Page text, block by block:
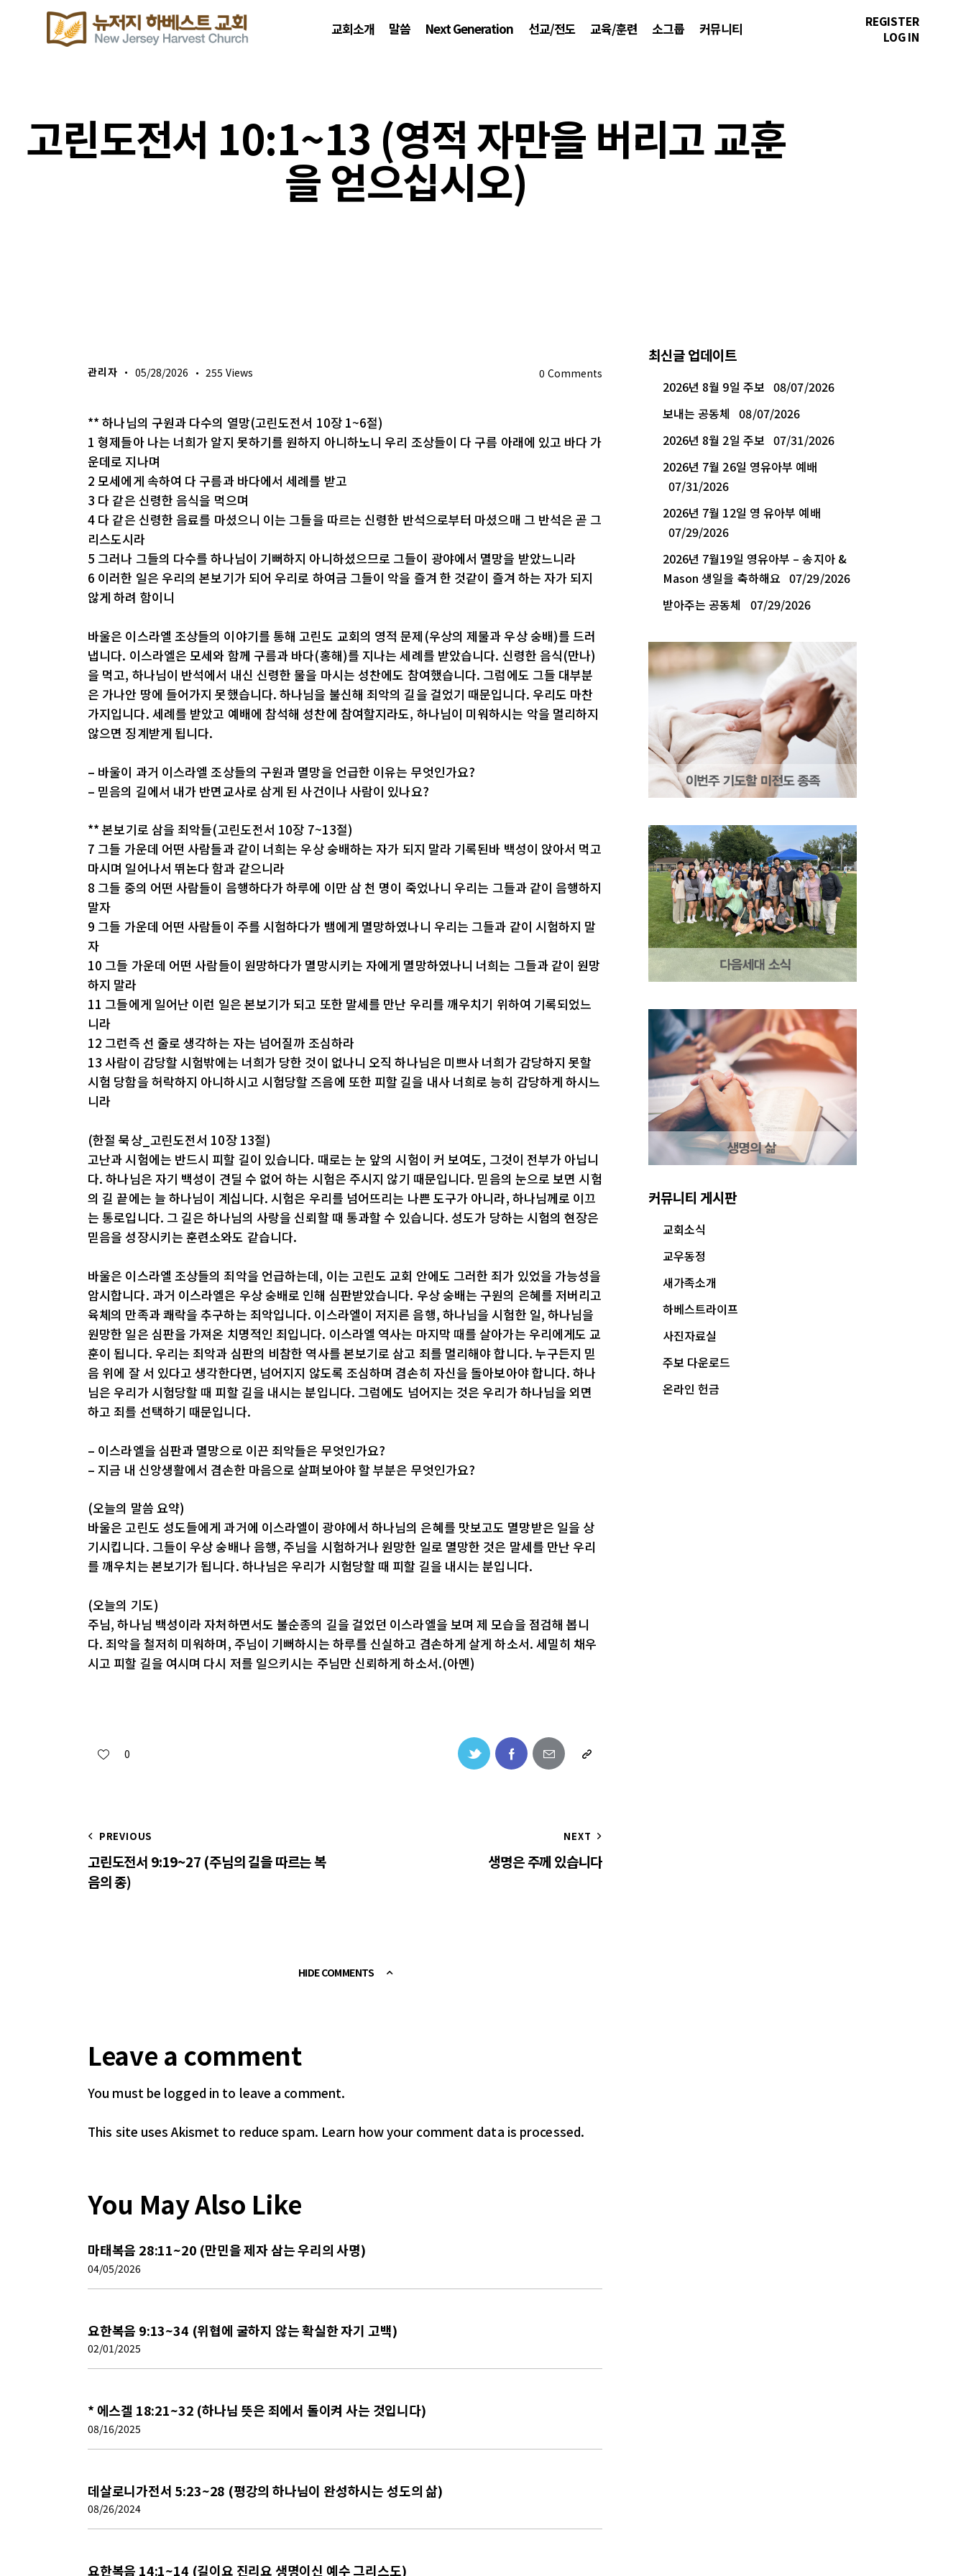
교회소개 말씀 Next Generation 선교/전도 교육/훈련 소그룹 커뮤니티
REGISTER
LOG IN
고린도전서 10:1~13 (영적 자만을 버리고 교훈
을 얻으십시오)
관리자 05/28/2026 255 Views 0 Comments
** 하나님의 구원과 다수의 열망(고린도전서 10장 1~6절)
1 형제들아 나는 너희가 알지 못하기를 원하지 아니하노니 우리 조상들이 다 구름 아래에 있고 바다 가
운데로 지나며
2 모세에게 속하여 다 구름과 바다에서 세례를 받고
3 다 같은 신령한 음식을 먹으며
4 다 같은 신령한 음료를 마셨으니 이는 그들을 따르는 신령한 반석으로부터 마셨으매 그 반석은 곧 그
리스도시라
5 그러나 그들의 다수를 하나님이 기뻐하지 아니하셨으므로 그들이 광야에서 멸망을 받았느니라
6 이러한 일은 우리의 본보기가 되어 우리로 하여금 그들이 악을 즐겨 한 것같이 즐겨 하는 자가 되지
않게 하려 함이니
바울은 이스라엘 조상들의 이야기를 통해 고린도 교회의 영적 문제(우상의 제물과 우상 숭배)를 드러
냅니다. 이스라엘은 모세와 함께 구름과 바다(홍해)를 지나는 세례를 받았습니다. 신령한 음식(만나)
을 먹고, 하나님이 반석에서 내신 신령한 물을 마시는 성찬에도 참여했습니다. 그럼에도 그들 대부분
은 가나안 땅에 들어가지 못했습니다. 하나님을 불신해 죄악의 길을 걸었기 때문입니다. 우리도 마찬
가지입니다. 세례를 받았고 예배에 참석해 성찬에 참여할지라도, 하나님이 미워하시는 악을 멀리하지
않으면 징계받게 됩니다.
– 바울이 과거 이스라엘 조상들의 구원과 멸망을 언급한 이유는 무엇인가요?
– 믿음의 길에서 내가 반면교사로 삼게 된 사건이나 사람이 있나요?
** 본보기로 삼을 죄악들(고린도전서 10장 7~13절)
7 그들 가운데 어떤 사람들과 같이 너희는 우상 숭배하는 자가 되지 말라 기록된바 백성이 앉아서 먹고
마시며 일어나서 뛰논다 함과 같으니라
8 그들 중의 어떤 사람들이 음행하다가 하루에 이만 삼 천 명이 죽었나니 우리는 그들과 같이 음행하지
말자
9 그들 가운데 어떤 사람들이 주를 시험하다가 뱀에게 멸망하였나니 우리는 그들과 같이 시험하지 말
자
10 그들 가운데 어떤 사람들이 원망하다가 멸망시키는 자에게 멸망하였나니 너희는 그들과 같이 원망
하지 말라
11 그들에게 일어난 이런 일은 본보기가 되고 또한 말세를 만난 우리를 깨우치기 위하여 기록되었느
니라
12 그런즉 선 줄로 생각하는 자는 넘어질까 조심하라
13 사람이 감당할 시험밖에는 너희가 당한 것이 없나니 오직 하나님은 미쁘사 너희가 감당하지 못할
시험 당함을 허락하지 아니하시고 시험당할 즈음에 또한 피할 길을 내사 너희로 능히 감당하게 하시느
니라
(한절 묵상_고린도전서 10장 13절)
고난과 시험에는 반드시 피할 길이 있습니다. 때로는 눈 앞의 시험이 커 보여도, 그것이 전부가 아닙니
다. 하나님은 자기 백성이 견딜 수 없어 하는 시험은 주시지 않기 때문입니다. 믿음의 눈으로 보면 시험
의 길 끝에는 늘 하나님이 계십니다. 시험은 우리를 넘어뜨리는 나쁜 도구가 아니라, 하나님께로 이끄
는 통로입니다. 그 길은 하나님의 사랑을 신뢰할 때 통과할 수 있습니다. 성도가 당하는 시험의 현장은
믿음을 성장시키는 훈련소와도 같습니다.
바울은 이스라엘 조상들의 죄악을 언급하는데, 이는 고린도 교회 안에도 그러한 죄가 있었을 가능성을
암시합니다. 과거 이스라엘은 우상 숭배로 인해 심판받았습니다. 우상 숭배는 구원의 은혜를 저버리고
육체의 만족과 쾌락을 추구하는 죄악입니다. 이스라엘이 저지른 음행, 하나님을 시험한 일, 하나님을
원망한 일은 심판을 가져온 치명적인 죄입니다. 이스라엘 역사는 마지막 때를 살아가는 우리에게도 교
훈이 됩니다. 우리는 죄악과 심판의 비참한 역사를 본보기로 삼고 죄를 멀리해야 합니다. 누구든지 믿
음 위에 잘 서 있다고 생각한다면, 넘어지지 않도록 조심하며 겸손히 자신을 돌아보아야 합니다. 하나
님은 우리가 시험당할 때 피할 길을 내시는 분입니다. 그럼에도 넘어지는 것은 우리가 하나님을 외면
하고 죄를 선택하기 때문입니다.
– 이스라엘을 심판과 멸망으로 이끈 죄악들은 무엇인가요?
– 지금 내 신앙생활에서 겸손한 마음으로 살펴보아야 할 부분은 무엇인가요?
(오늘의 말씀 요약)
바울은 고린도 성도들에게 과거에 이스라엘이 광야에서 하나님의 은혜를 맛보고도 멸망받은 일을 상
기시킵니다. 그들이 우상 숭배나 음행, 주님을 시험하거나 원망한 일로 멸망한 것은 말세를 만난 우리
를 깨우치는 본보기가 됩니다. 하나님은 우리가 시험당할 때 피할 길을 내시는 분입니다.
(오늘의 기도)
주님, 하나님 백성이라 자처하면서도 불순종의 길을 걸었던 이스라엘을 보며 제 모습을 점검해 봅니
다. 죄악을 철저히 미워하며, 주님이 기뻐하시는 하루를 신실하고 겸손하게 살게 하소서. 세밀히 채우
시고 피할 길을 여시며 다시 저를 일으키시는 주님만 신뢰하게 하소서.(아멘)
0
PREVIOUS
고린도전서 9:19~27 (주님의 길을 따르는 복
음의 종)
NEXT
생명은 주께 있습니다
HIDE COMMENTS
Leave a comment
You must be logged in to leave a comment.
This site uses Akismet to reduce spam. Learn how your comment data is processed.
You May Also Like
마태복음 28:11~20 (만민을 제자 삼는 우리의 사명)
04/05/2026
요한복음 9:13~34 (위협에 굴하지 않는 확실한 자기 고백)
02/01/2025
* 에스겔 18:21~32 (하나님 뜻은 죄에서 돌이켜 사는 것입니다)
08/16/2025
데살로니가전서 5:23~28 (평강의 하나님이 완성하시는 성도의 삶)
08/26/2024
요한복음 14:1~14 (길이요 진리요 생명이신 예수 그리스도)
최신글 업데이트
2026년 8월 9일 주보 08/07/2026
보내는 공동체 08/07/2026
2026년 8월 2일 주보 07/31/2026
2026년 7월 26일 영유아부 예배
07/31/2026
2026년 7월 12일 영 유아부 예배
07/29/2026
2026년 7월19일 영유아부 – 송지아 &
Mason 생일을 축하해요 07/29/2026
받아주는 공동체
07/29/2026
커뮤니티 게시판
교회소식
교우동정
새가족소개
하베스트라이프
사진자료실
주보 다운로드
온라인 헌금